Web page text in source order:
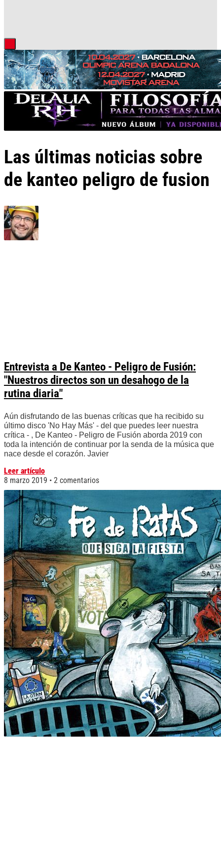
Las últimas noticias sobre
de kanteo peligro de fusion
Entrevista a De Kanteo - Peligro de Fusión:
"Nuestros directos son un desahogo de la
rutina diaria"
Aún disfrutando de las buenas críticas que ha recibido su
último disco 'No Hay Más' - del que puedes leer nuestra
crítica - , De Kanteo - Peligro de Fusión aborda 2019 con
toda la intención de continuar por la senda de la música que
nace desde el corazón. Javier
Leer artículo
8 marzo 2019
2 comentarios